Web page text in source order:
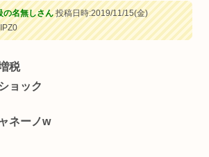
の名無しさん投稿日時:2019/11/15(金)
税
ョック
ネーノw